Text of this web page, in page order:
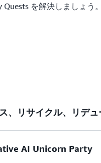
Quests を解決しましょう。
、リサイクル、リデ
は、持続不可能
AI Unicorn Party